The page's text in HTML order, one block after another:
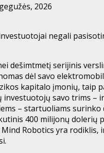
2026
negali
dešimtmetį serijinis
dėl savo
kapitalo įmonių, taip
investuotojų savo trims –
– startuoliams surinko
400 milijonų dolerių
Robotics yra rodiklis,